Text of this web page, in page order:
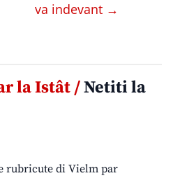
va indevant →
la Istât /Netiti la
rubricute di Vielm par